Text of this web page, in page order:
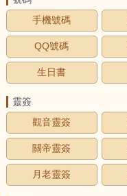
手機號碼
QQ號碼
生日書
靈簽
觀音靈簽
關帝靈簽
月老靈簽